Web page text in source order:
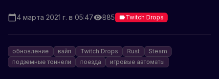
4 марта 2021 г. в 05:47 885 Twitch Drops
обновление вайп Twitch Drops Rust
Steam
подземные тоннели
поезда игровые автоматы